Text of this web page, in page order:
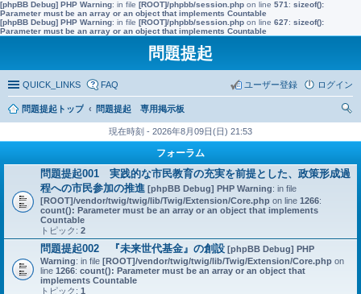
[phpBB Debug] PHP Warning: in file [ROOT]/phpbb/session.php on line 571 : sizeof():
Parameter must be an array or an object that implements Countable
[phpBB Debug] PHP Warning: in file [ROOT]/phpbb/session.php on line 627: sizeof():
Parameter must be an array or an object that implements Countable
問題提起
QUICK_LINKS FAQ ログイン
ユーザー登録
問題提起トップ
問題提起 専用掲示板
現在時刻 - 2026年8月09日(日) 21:53
フォーラム
問題提起001 実践的な市民教育の充実を前提とした、政策形成過
程への市民参加の推進 [phpBB Debug] PHP Warning: in file
[ROOT]/vendor/twig/twig/lib/Twig/Extension/Core.php on line 1266:
count(): Parameter must be an array or an object that implements
Countable
トピック: 2
問題提起002 『未来世代基金』の創設 [phpBB Debug] PHP
Warning: in file [ROOT]/vendor/twig/twig/lib/Twig/Extension/Core.php on
line 1266: count(): Parameter must be an array or an object that
implements Countable
トピック: 1